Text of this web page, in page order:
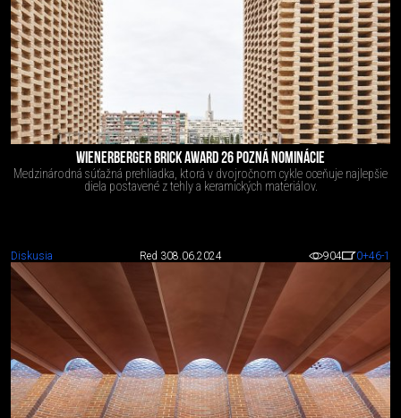
WIENERBERGER BRICK AWARD 26 POZNÁ NOMINÁCIE
Medzinárodná súťažná prehliadka, ktorá v dvojročnom cykle oceňuje najlepšie
diela postavené z tehly a keramických materiálov.
Diskusia Red 308.06.2024 904 0+46-1